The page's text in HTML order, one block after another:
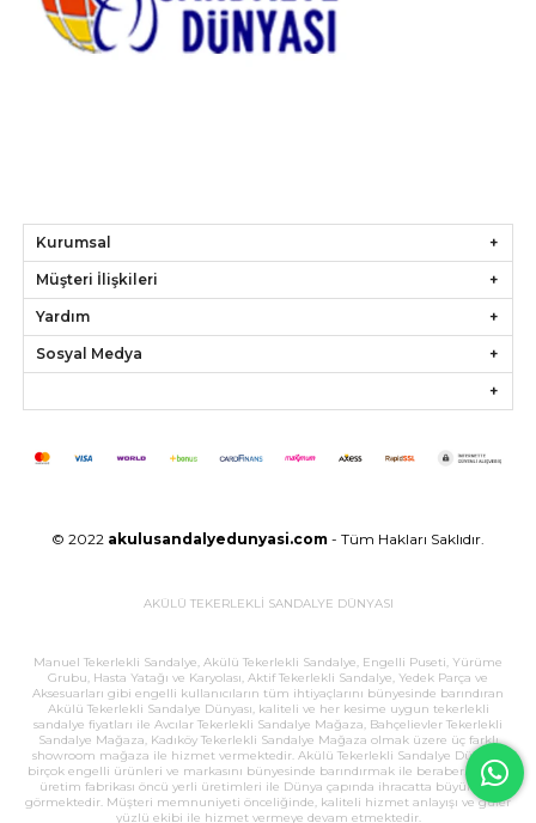
Kurumsal
Müşteri İlişkileri
Yardım
Sosyal Medya
© 2022 akulusandalyedunyasi.com - Tüm Hakları Saklıdır.
AKÜLÜ TEKERLEKLİ SANDALYE DÜNYASI
Manuel Tekerlekli Sandalye, Akülü Tekerlekli Sandalye, Engelli Puseti, Yürüme
Grubu, Hasta Yatağı ve Karyolası, Aktif Tekerlekli Sandalye, Yedek Parça ve
Aksesuarları gibi engelli kullanıcıların tüm ihtiyaçlarını bünyesinde barındıran
Akülü Tekerlekli Sandalye Dünyası, kaliteli ve her kesime uygun tekerlekli
sandalye fiyatları ile Avcılar Tekerlekli Sandalye Mağaza, Bahçelievler Tekerlekli
Sandalye Mağaza, Kadıköy Tekerlekli Sandalye Mağaza olmak üzere üç farklı
showroom mağaza ile hizmet vermektedir. Akülü Tekerlekli Sandalye Dünyası,
birçok engelli ürünleri ve markasını bünyesinde barındırmak ile beraber, büyük
üretim fabrikası öncü yerli üretimleri ile Dünya çapında ihracatta büyük ilgi
görmektedir. Müşteri memnuniyeti önceliğinde, kaliteli hizmet anlayışı ve güler
yüzlü ekibi ile hizmet vermeye devam etmektedir.